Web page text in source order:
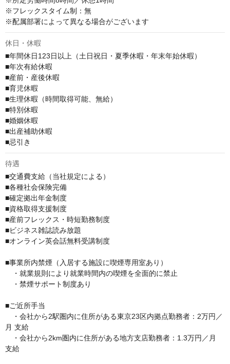
※フレックスタイム制：無
※配属部署によって異なる場合がございます
休日・休暇
■年間休日123日以上（土日祝日・夏季休暇・年末年始休暇）
■年次有給休暇
■産前・産後休暇
■育児休暇
■生理休暇（時間取得可能、無給）
■特別休暇
■婚姻休暇
■出産補助休暇
■忌引き
待遇
■交通費支給（当社規定による）
■各種社会保険完備
■確定拠出年金制度
■資格取得支援制度
■産前フレックス・時短勤務制度
■ビジネス雑誌読み放題
■オンライン英会話無料受講制度
■事業所内禁煙（入居する施設に喫煙専用室あり）
・就業規則により就業時間内の喫煙を全面的に禁止
・禁煙サポート制度あり
■ご近所手当
・会社から2駅圏内に住所がある東京23区内拠点勤務者：2万円／
月 支給
・会社から2km圏内に住所がある地方支店勤務者：1.3万円／月
支給